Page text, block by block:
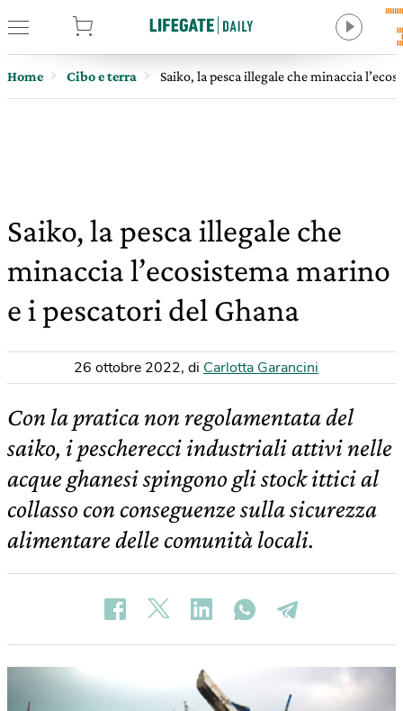
Home Cibo e terra Saiko, la pesca illegale che minaccia
Saiko, la pesca illegale che
minaccia l’ecosistema marino
e i pescatori del Ghana
26 ottobre 2022, di Carlotta Garancini
Con la pratica non regolamentata del
saiko, i pescherecci industriali attivi nelle
acque ghanesi spingono gli stock ittici al
collasso con conseguenze sulla sicurezza
alimentare delle comunità locali.